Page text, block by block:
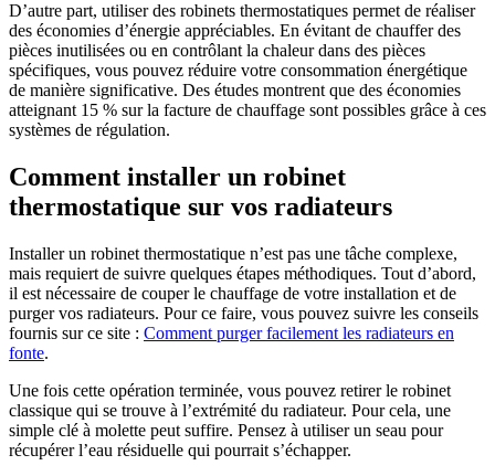
D’autre part, utiliser des robinets thermostatiques permet de réaliser
des économies d’énergie appréciables. En évitant de chauffer des
pièces inutilisées ou en contrôlant la chaleur dans des pièces
spécifiques, vous pouvez réduire votre consommation énergétique
de manière significative. Des études montrent que des économies
atteignant 15 % sur la facture de chauffage sont possibles grâce à ces
systèmes de régulation.
Comment installer un robinet
thermostatique sur vos radiateurs
Installer un robinet thermostatique n’est pas une tâche complexe,
mais requiert de suivre quelques étapes méthodiques. Tout d’abord,
il est nécessaire de couper le chauffage de votre installation et de
purger vos radiateurs. Pour ce faire, vous pouvez suivre les conseils
fournis sur ce site : Comment purger facilement les radiateurs en
fonte.
Une fois cette opération terminée, vous pouvez retirer le robinet
classique qui se trouve à l’extrémité du radiateur. Pour cela, une
simple clé à molette peut suffire. Pensez à utiliser un seau pour
récupérer l’eau résiduelle qui pourrait s’échapper.